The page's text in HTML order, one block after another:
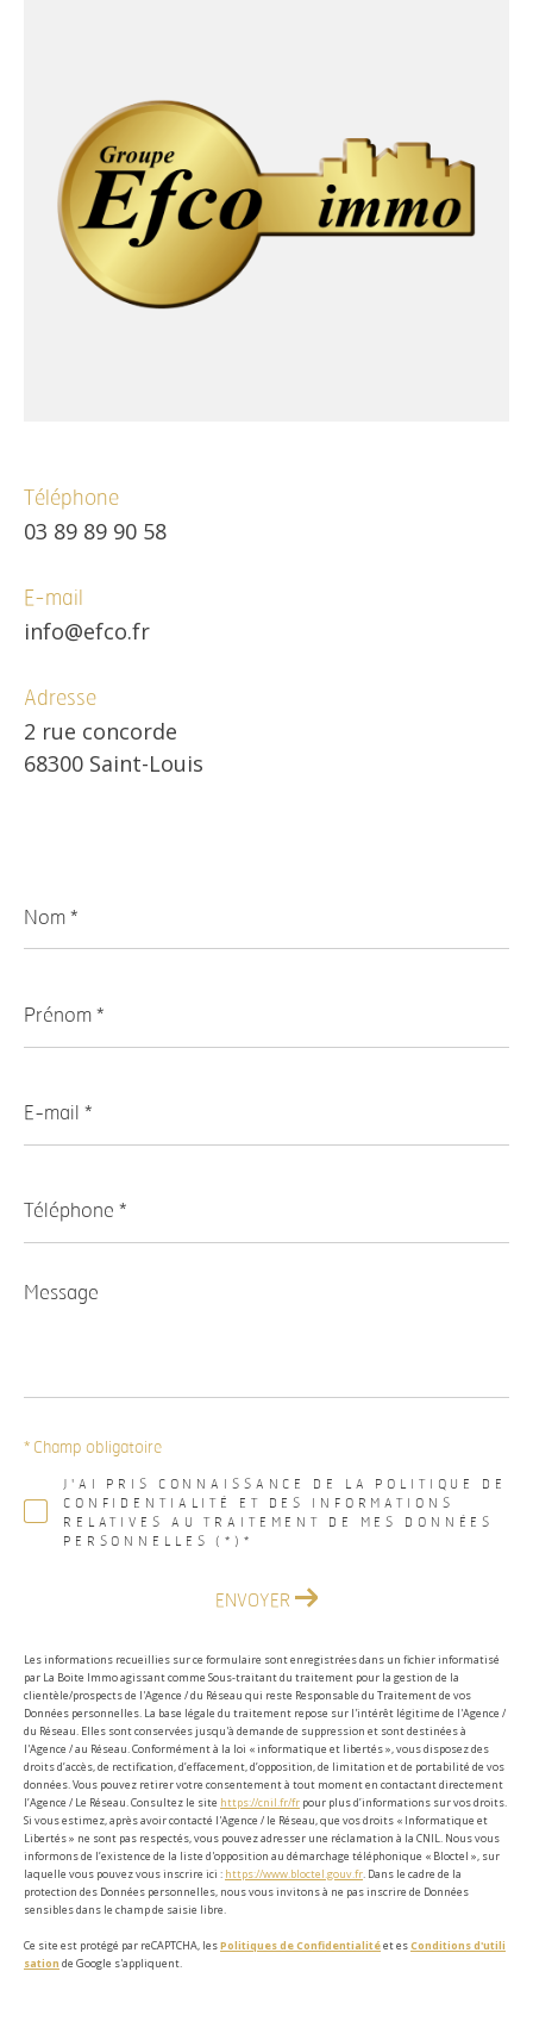
Téléphone
03 89 89 90 58
E-mail
info@efco.fr
Adresse
2 rue concorde
68300 Saint-Louis
*
*
mail
*
*
Message
*
J'AI PRIS CONNAISSANCE DE LA POLITIQUE DE
CONFIDENTIALITÉ ET DES INFORMATIONS
RELATIVES AU TRAITEMENT DE MES DONNÉES
PERSONNELLES (*)*
* Champ obligatoire
ENVOYER
Les informations recueillies sur ce formulaire sont enregistrées dans un fichier informatisé
par La Boite Immo agissant comme Sous-traitant du traitement pour la gestion de la
clientèle/prospects de l'Agence / du Réseau qui reste Responsable du Traitement de vos
Données personnelles. La base légale du traitement repose sur l'intérêt légitime de l'Agence /
du Réseau. Elles sont conservées jusqu'à demande de suppression et sont destinées à
l'Agence / au Réseau. Conformément à la loi « informatique et libertés », vous disposez des
droits d’accès, de rectification, d’effacement, d’opposition, de limitation et de portabilité de vos
données. Vous pouvez retirer votre consentement à tout moment en contactant directement
l’Agence / Le Réseau. Consultez le site https://cnil.fr/fr pour plus d’informations sur vos droits.
Si vous estimez, après avoir contacté l'Agence / le Réseau, que vos droits « Informatique et
Libertés » ne sont pas respectés, vous pouvez adresser une réclamation à la CNIL. Nous vous
informons de l’existence de la liste d'opposition au démarchage téléphonique « Bloctel », sur
laquelle vous pouvez vous inscrire ici : https://www.bloctel.gouv.fr. Dans le cadre de la
protection des Données personnelles, nous vous invitons à ne pas inscrire de Données
sensibles dans le champ de saisie libre.
Ce site est protégé par reCAPTCHA, lesPolitiques de Confidentialitéet esConditions d'utili
sation de Google s'appliquent.